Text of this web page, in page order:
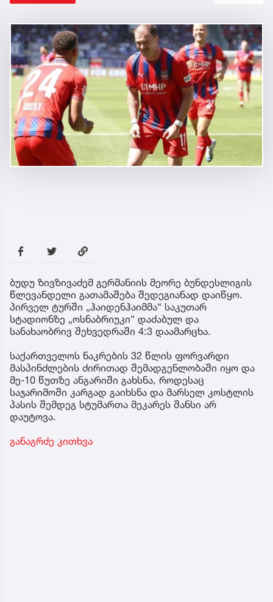
ბუდუ ზივზივაძემ გერმანიის მეორე ბუნდესლიგის
წლევანდელი გათამაშება შედეგიანად დაიწყო.
პირველ ტურში „ჰაიდენჰაიმმა“ საკუთარ
სტადიონზე „ოსნაბრიუკი“ დაძაბულ და
სანახაობრივ შეხვედრაში 4:3 დაამარცხა.
საქართველოს ნაკრების 32 წლის ფორვარდი
მასპინძლების ძირითად შემადგენლობაში იყო და
მე-10 წუთზე ანგარიში გახსნა, როდესაც
საჯარიმოში კარგად გაიხსნა და მარსელ კოსტლის
პასის შემდეგ სტუმართა მეკარეს შანსი არ
დაუტოვა.
განაგრძე კითხვა